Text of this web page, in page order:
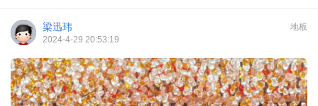
地板
梁迅玮
2024-4-29 20:53:19